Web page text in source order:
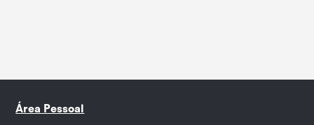
Área Pessoal